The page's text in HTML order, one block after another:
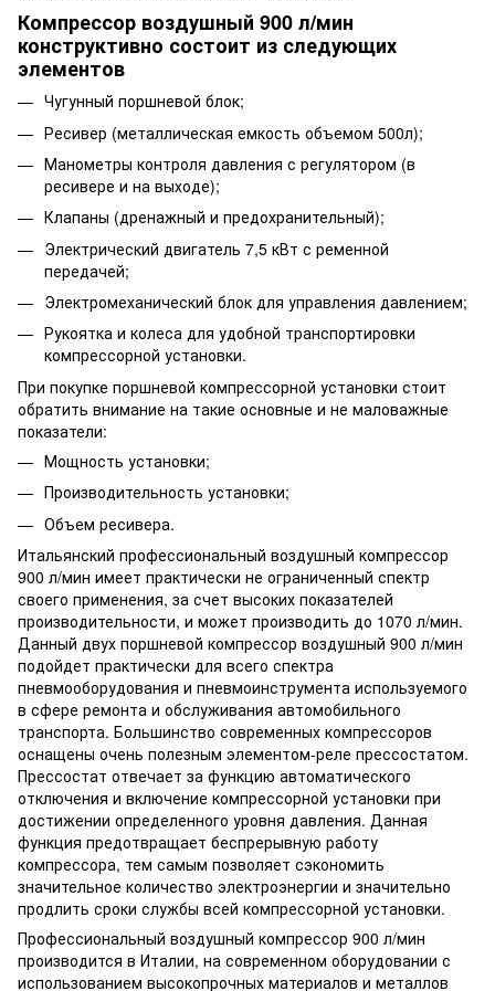
Компрессор воздушный 900 л/мин
конструктивно состоит из следующих
элементов
Чугунный поршневой блок;
Ресивер (металлическая емкость объемом 500л);
Манометры контроля давления с регулятором (в
ресивере и на выходе);
Клапаны (дренажный и предохранительный);
Электрический двигатель 7,5 кВт с ременной
передачей;
Электромеханический блок для управления давлением;
Рукоятка и колеса для удобной транспортировки
компрессорной установки.
При покупке поршневой компрессорной установки стоит
обратить внимание на такие основные и не маловажные
показатели:
Мощность установки;
Производительность установки;
Объем ресивера.
Итальянский профессиональный воздушный компрессор
900 л/мин имеет практически не ограниченный спектр
своего применения, за счет высоких показателей
производительности, и может производить до 1070 л/мин.
Данный двух поршневой компрессор воздушный 900 л/мин
подойдет практически для всего спектра
пневмооборудования и пневмоинструмента используемого
в сфере ремонта и обслуживания автомобильного
транспорта. Большинство современных компрессоров
оснащены очень полезным элементом-реле прессостатом.
Прессостат отвечает за функцию автоматического
отключения и включение компрессорной установки при
достижении определенного уровня давления. Данная
функция предотвращает беспрерывную работу
компрессора, тем самым позволяет сэкономить
значительное количество электроэнергии и значительно
продлить сроки службы всей компрессорной установки.
Профессиональный воздушный компрессор 900 л/мин
производится в Италии, на современном оборудовании с
использованием высокопрочных материалов и металлов